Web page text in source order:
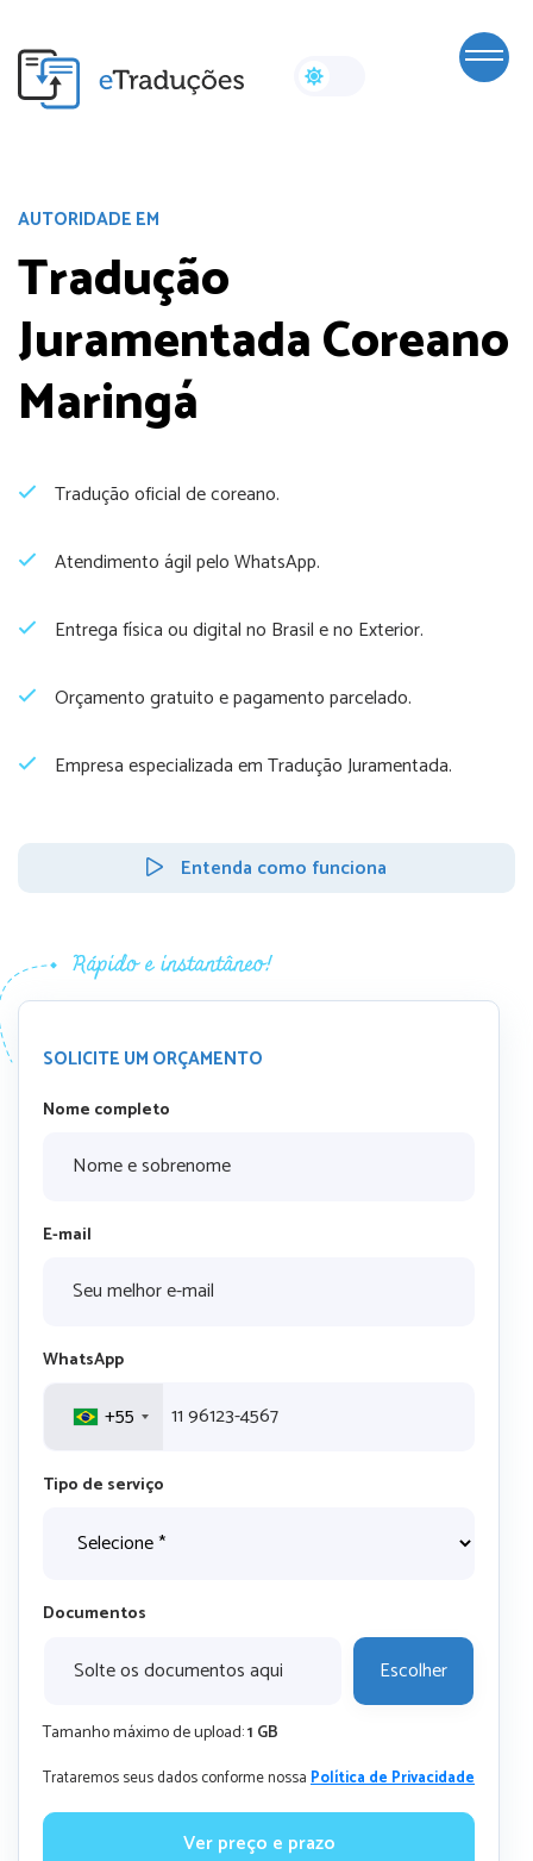
AUTORIDADE EM
Tradução
Juramentada Coreano
Maringá
Tradução oficial de coreano.
Atendimento ágil pelo WhatsApp.
Entrega física ou digital no Brasil e no Exterior.
Orçamento gratuito e pagamento parcelado.
Empresa especializada em Tradução Juramentada.
Entenda como funciona
SOLICITE UM ORÇAMENTO
Nome completo
E-mail
WhatsApp
+55
Tipo de serviço
Documentos
Solte os documentos aqui Escolher
Tamanho máximo de upload:1 GB
Trataremos seus dados conforme nossaPolítica de Privacidade
Ver preço e prazo